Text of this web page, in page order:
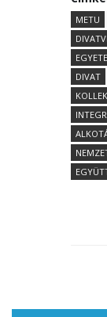
METU
DIVAT